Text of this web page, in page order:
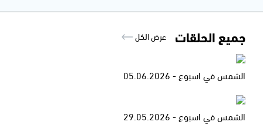
جميع الحلقات عرض الكل
الشمس في اسبوع - 05.06.2026
الشمس في اسبوع - 29.05.2026